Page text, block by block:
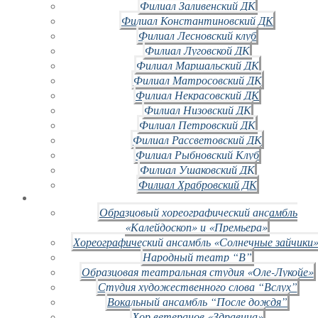
Филиал Заливенский ДК
Филиал Константиновский ДК
Филиал Лесновский клуб
Филиал Луговской ДК
Филиал Маршальский ДК
Филиал Матросовский ДК
Филиал Некрасовский ДК
Филиал Низовский ДК
Филиал Петровский ДК
Филиал Рассветовский ДК
Филиал Рыбновский Клуб
Филиал Ушаковский ДК
Филиал Храбровский ДК
Образцовый хореографический ансамбль
«Калейдоскоп» и «Премьера»
Хореографический ансамбль «Солнечные
Народный театр “В”
Образцовая театральная студия «Оле-Лукойе»
Студия художественного слова “Вслух”
Вокальный ансамбль “После дождя”